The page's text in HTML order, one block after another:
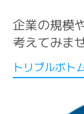
企業の規模
考えてみま
トリプルボト